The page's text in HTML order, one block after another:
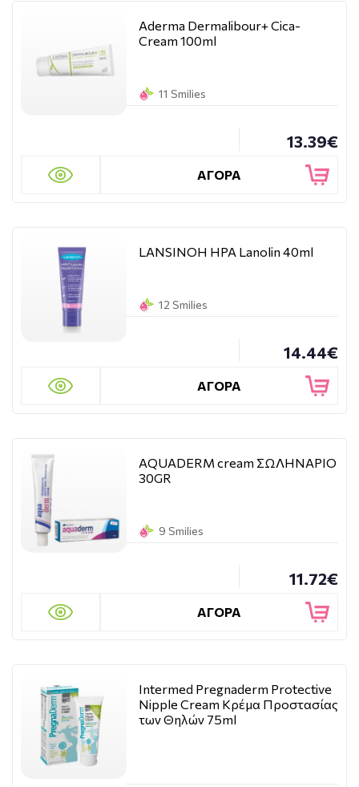
Aderma Dermalibour+ Cica-
Cream 100ml
11 Smilies
13.39€
ΑΓΟΡΑ
LANSINOH ΗΡΑ Lanolin 40ml
12 Smilies
14.44€
ΑΓΟΡΑ
AQUADERM cream ΣΩΛΗΝΑΡΙΟ
30GR
9 Smilies
11.72€
ΑΓΟΡΑ
Intermed Pregnaderm Protective
Nipple Cream Κρέμα Προστασίας
των Θηλών 75ml